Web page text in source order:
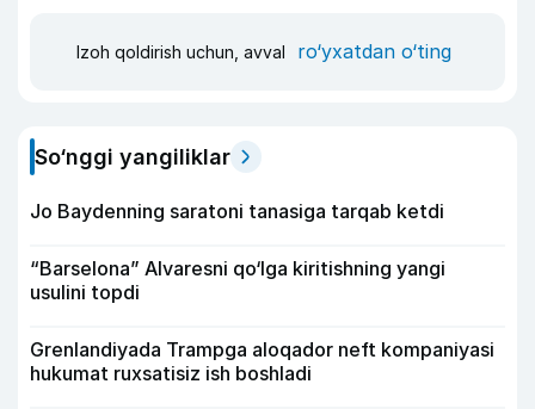
Izoh qoldirish uchun, avval ro‘yxatdan o‘ting
So‘nggi yangiliklar
Jo Baydenning saratoni tanasiga tarqab ketdi
“Barselona” Alvaresni qo‘lga kiritishning yangi
usulini topdi
Grenlandiyada Trampga aloqador neft kompaniyasi
hukumat ruxsatisiz ish boshladi